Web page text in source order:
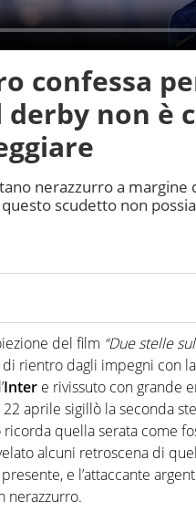
confessa
non è
nerazzurro a
scudetto non
tutto lo sport: scrive di calcio
dove spesso si trovano
del film “Due stelle
di rientro dagli impegni con la
Inter e rivissuto con grande
aprile sigillò la seconda
quella serata come
alcuni retroscena di
e l’attaccante
nerazzurro.